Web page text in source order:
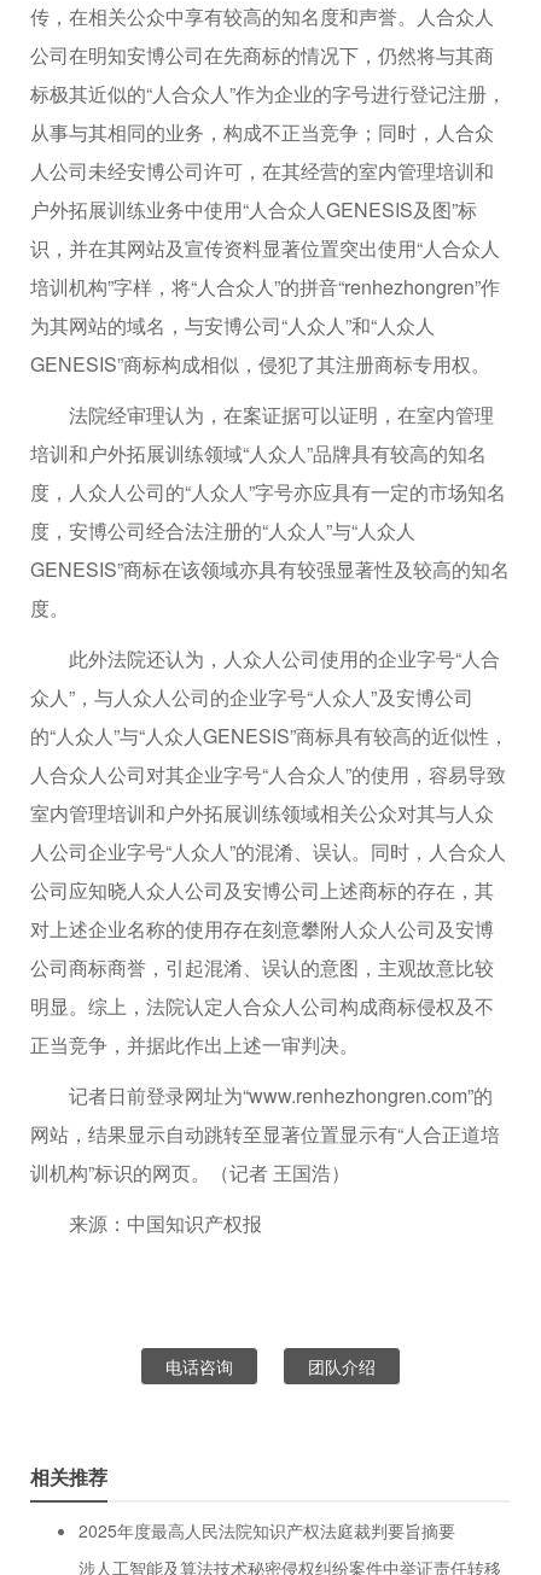
传，在相关公众中享有较高的知名度和声誉。人合众人
公司在明知安博公司在先商标的情况下，仍然将与其商
标极其近似的“人合众人”作为企业的字号进行登记注册，
从事与其相同的业务，构成不正当竞争；同时，人合众
人公司未经安博公司许可，在其经营的室内管理培训和
户外拓展训练业务中使用“人合众人GENESIS及图”标
识，并在其网站及宣传资料显著位置突出使用“人合众人
培训机构”字样，将“人合众人”的拼音“renhezhongren”作
为其网站的域名，与安博公司“人众人”和“人众人
GENESIS”商标构成相似，侵犯了其注册商标专用权。
法院经审理认为，在案证据可以证明，在室内管理
培训和户外拓展训练领域“人众人”品牌具有较高的知名
度，人众人公司的“人众人”字号亦应具有一定的市场知名
度，安博公司经合法注册的“人众人”与“人众人
GENESIS”商标在该领域亦具有较强显著性及较高的知名
度。
此外法院还认为，人众人公司使用的企业字号“人合
众人”，与人众人公司的企业字号“人众人”及安博公司
的“人众人”与“人众人GENESIS”商标具有较高的近似性，
人合众人公司对其企业字号“人合众人”的使用，容易导致
室内管理培训和户外拓展训练领域相关公众对其与人众
人公司企业字号“人众人”的混淆、误认。同时，人合众人
公司应知晓人众人公司及安博公司上述商标的存在，其
对上述企业名称的使用存在刻意攀附人众人公司及安博
公司商标商誉，引起混淆、误认的意图，主观故意比较
明显。综上，法院认定人合众人公司构成商标侵权及不
正当竞争，并据此作出上述一审判决。
记者日前登录网址为“www.renhezhongren.com”的
网站，结果显示自动跳转至显著位置显示有“人合正道培
训机构”标识的网页。（记者 王国浩）
来源：中国知识产权报
电话咨询 团队介绍
相关推荐
2025年度最高人民法院知识产权法庭裁判要旨摘要
涉人工智能及算法技术秘密侵权纠纷案件中举证责任转移